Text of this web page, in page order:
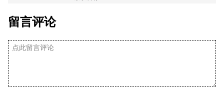
留言评论